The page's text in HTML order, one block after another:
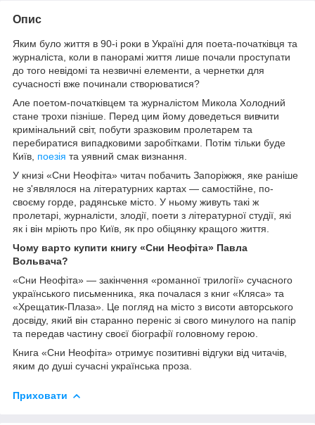
Опис
Яким було життя в 90-і роки в Україні для поета-початківця та
журналіста, коли в панорамі життя лише почали проступати
до того невідомі та незвичні елементи, а чернетки для
сучасності вже починали створюватися?
Але поетом-початківцем та журналістом Микола Холодний
стане трохи пізніше. Перед цим йому доведеться вивчити
кримінальний світ, побути зразковим пролетарем та
перебиратися випадковими заробітками. Потім тільки буде
Київ, поезія та уявний смак визнання.
У книзі «Сни Неофіта» читач побачить Запоріжжя, яке раніше
не з'являлося на літературних картах — самостійне, по-
своєму горде, радянське місто. У ньому живуть такі ж
пролетарі, журналісти, злодії, поети з літературної студії, які
як і він мріють про Київ, як про обіцянку кращого життя.
Чому варто купити книгу «Сни Неофіта» Павла
Вольвача?
«Сни Неофіта» — закінчення «романної трилогії» сучасного
українського письменника, яка почалася з книг «Кляса» та
«Хрещатик-Плаза». Це погляд на місто з висоти авторського
досвіду, який він старанно переніс зі свого минулого на папір
та передав частину своєї біографії головному герою.
Книга «Сни Неофіта» отримує позитивні відгуки від читачів,
яким до душі сучасні українська проза.
Приховати